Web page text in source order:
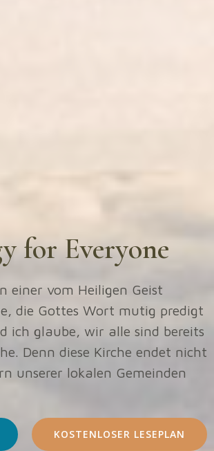
for Everyone
einer vom Heiligen Geist
die Gottes Wort mutig predigt
ich glaube, wir alle sind bereits
Denn diese Kirche endet nicht
unserer lokalen Gemeinden
KOSTENLOSER LESEPLAN